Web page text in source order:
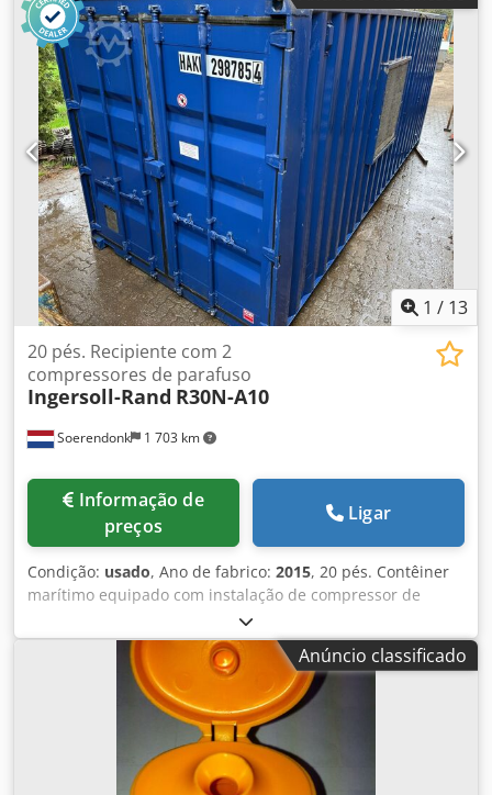
eletricidade central para deslocação da grua, etc.!
Vantagem: sem controlo CAN bus! Dwodpfeq R N Tqjx
Apcoa também disponível como Conjunto de grua
1 / 13
Soerendonk 1 703 km
20 pés. Recipiente com 2
compressores de parafuso
Ingersoll-Rand R30N-A10
preços
Ligar
Condição: usado, Ano de fabrico: 2015, 20 pés. Contêiner
marítimo equipado com instalação de compressor de
parafuso com 2 compressores de parafuso Ingersoll Rand
R30I-A10 de 30 kW cada. Dwodowbf U Njpfx Apcoa
Anúncio classificado